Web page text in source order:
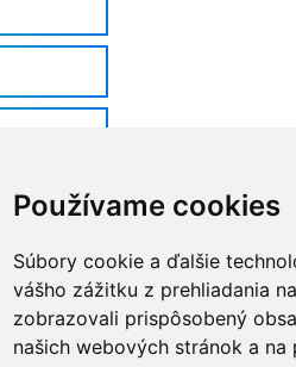
Používame cookies
Súbory cookie a ďalšie
vášho zážitku z prehliadania
zobrazovali prispôsobený
našich webových stránok a